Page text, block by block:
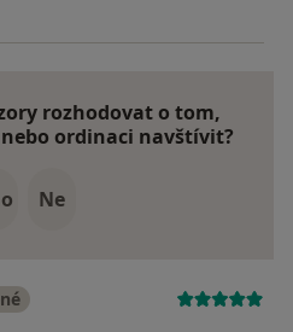
rozhodovat o tom,
ordinaci navštívit?
Ne